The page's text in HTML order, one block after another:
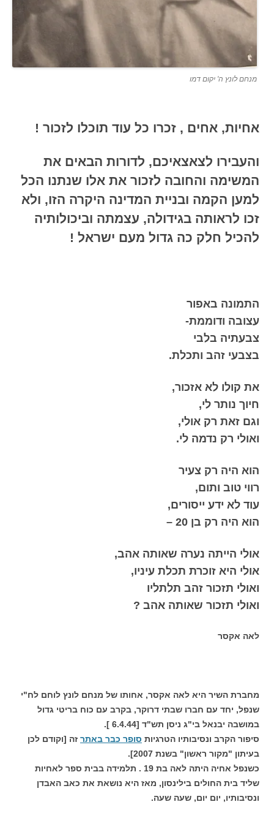
מנחם לונץ ה' יקום דמו
אחיות, אחים , זכרו כל עוד תוכלו לזכור !
והעבירו לצאצאיכם, לדורות הבאים את
המשימה והחובה לזכור את אלו שנתנו הכל
למען הקמה ובניית המדינה היקרה הזו, ולא
זכו לראותה בגידולה, עצמתה וביכולותיה
להכיל חלק כה גדול מעם ישראל !
התמונה באפור
עצובה ודוממת-
צבעתיה בלבי
בצבעי זהב ותכלת.
את קולו לא אזכור,
חיוך נותר לי,
וגם זאת רק אולי,
ואולי רק נדמה לי.
הוא היה רק צעיר
רווי טוב ותום,
עוד לא ידע ייסורים,
הוא היה רק בן 20 –
אולי הייתה נערה שאותה אהב,
אולי היא זוכרת תכלת עיניו,
ואולי תזכור זהב תלתליו
ואולי תזכור שאותה אהב ?
לאה אקסר
מחברת השיר היא לאה אקסר, אחותו של מנחם לונץ לוחם לח"י
שנפל, יחד עם חברו שבתי דרוקר, בקרב עם כוח בריטי גדול
במושבה יבנאל בי"ג ניסן תש"ד [6.4.44 ].
סיפור הקרב ונסיבותיו הטרגיות סופר כבר באתר זה [וקודם לכן
בעיתון "מקור ראשון" בשנת 2007].
כשנפל אחיה היתה לאה בת 19 . תלמידה בבית ספר לאחיות
שליד בית החולים בילינסון, מאז היא נושאת את כאב האבדן
ונסיבותיו, יום יום, שעה שעה.